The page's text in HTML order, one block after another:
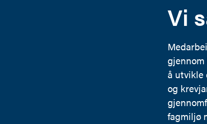
Vi
å utvikle
og
fagmiljø